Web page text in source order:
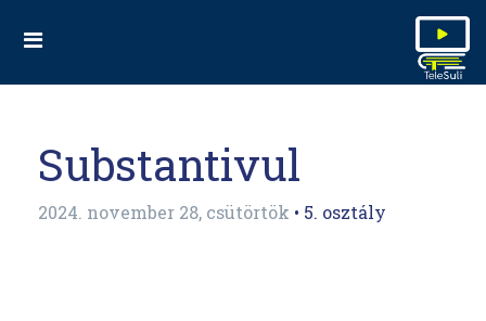
Substantivul
2024. november 28, csütörtök • 5. osztály